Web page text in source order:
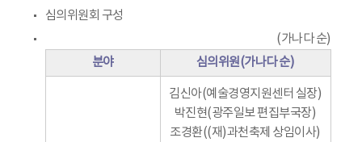
심의위원회 구성
(가나다 순)
분야
심의위원(가나다 순)
김신아(예술경영지원센터 실장)
박진현(광주일보 편집부국장)
조경환((재)과천축제 상임이사)